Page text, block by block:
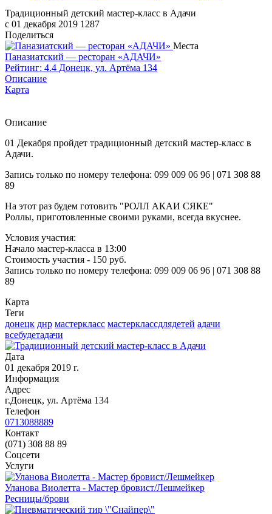
Традиционный детский мастер-класс в Адачи
c 01 декабря 2019 1287
Поделиться
Места
Паназиатский — ресторан «АДАЧИ»
Рейтинг: 4.4 Донецк, ул. Артёма 134
Описание
Карта
Описание
01 Декабря пройдет традиционный детский мастер-класс в
Адачи.
Запись только по номеру телефона: 099 009 06 96 | 071 308 88
89
На этот раз будем готовить "РОЛЛ АКАИ СЯКЕ"
Роллы, приготовленные своими руками, всегда вкуснее.
Условия участия:
Начало мастер-класса в 13:00
Стоимость участия - 150 руб.
Запись только по номеру телефона: 099 009 06 96 | 071 308 88
89
Карта
Теги
донецк днр мастеркласс мастерклассдлядетей адачи
всебудетадачи
Дата
01 декабря 2019 г.
Информация
Адрес
г.Донецк, ул. Артёма 134
Телефон
0713088889
Контакт
(071) 308 88 89
Соцсети
Услуги
Уланова Виолетта - Мастер бровист/Лешмейкер
Ресницы/брови